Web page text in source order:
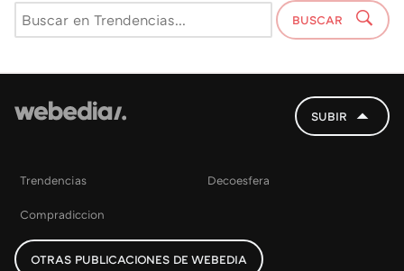
BUSCAR
SUBIR
Trendencias Decoesfera
Compradiccion
OTRAS PUBLICACIONES DE WEBEDIA